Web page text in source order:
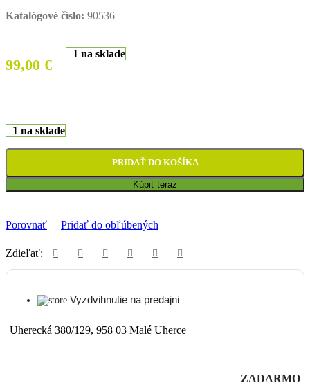
Katalógové číslo: 90536
99,00 €
1 na sklade
1 na sklade
PRIDAŤ DO KOŠÍKA
Kúpiť teraz
Porovnať Pridať do obľúbených
Zdieľať:
Vyzdvihnutie na predajni
Uherecká 380/129, 958 03 Malé Uherce
ZADARMO